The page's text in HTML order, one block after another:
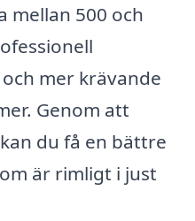
mellan 500 och
mer krävande
Genom att
du få en bättre
är rimligt i just